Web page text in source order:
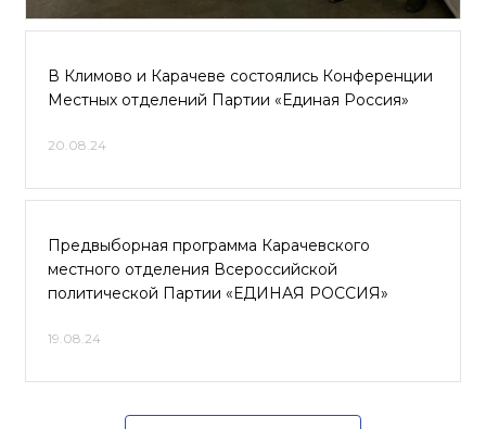
В Климово и Карачеве состоялись Конференции
Местных отделений Партии «Единая Россия»
20.08.24
Предвыборная программа Карачевского
местного отделения Всероссийской
политической Партии «ЕДИНАЯ РОССИЯ»
19.08.24